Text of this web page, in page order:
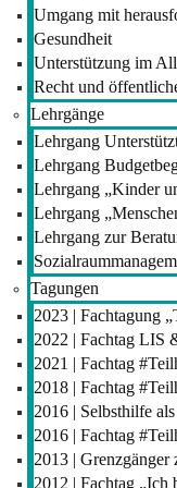
Umgang mit
Gesundheit
Unterstützung im
Recht und
Lehrgänge
Lehrgang
Lehrgang
Lehrgang „Kinder
Lehrgang
Lehrgang zur
Tagungen
2023 | Fachtagung
2022 | Fachtag LIS
2021 | Fachtag
2018 | Fachtag
2016 | Selbsthilfe
2016 | Fachtag
2013 |
2012 | Fachtag